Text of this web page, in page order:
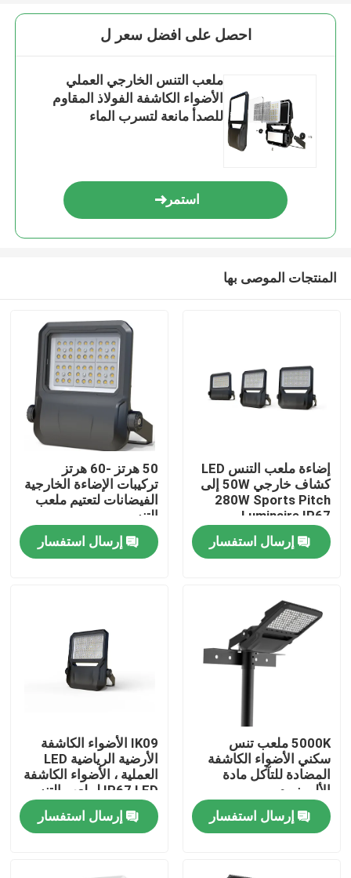
منتجات
أشرطة فيديو
معلومات عنا
جولة في المعمل
اطلب اقتباس
أضواء محكمة رياضية LED
احصل على افضل سعر ل
ملعب التنس الخارجي العملي
الأضواء الكاشفة الفولاذ المقاوم
للصدأ مانعة لتسرب الماء
استمر
المنتجات الموصى بها
إضاءة ملعب التنس LED
كشاف خارجي 50W إلى
280W Sports Pitch
Luminaire IP67
إرسال استفسار
50 هرتز -60 هرتز
تركيبات الإضاءة الخارجية
الفيضانات لتعتيم ملعب
التنس
إرسال استفسار
5000K ملعب تنس
سكني الأضواء الكاشفة
المضادة للتآكل مادة
الألومنيوم
إرسال استفسار
IK09 الأضواء الكاشفة
الأرضية الرياضية LED
العملية ، الأضواء الكاشفة
IP67 LED لملعب التنس
إرسال استفسار